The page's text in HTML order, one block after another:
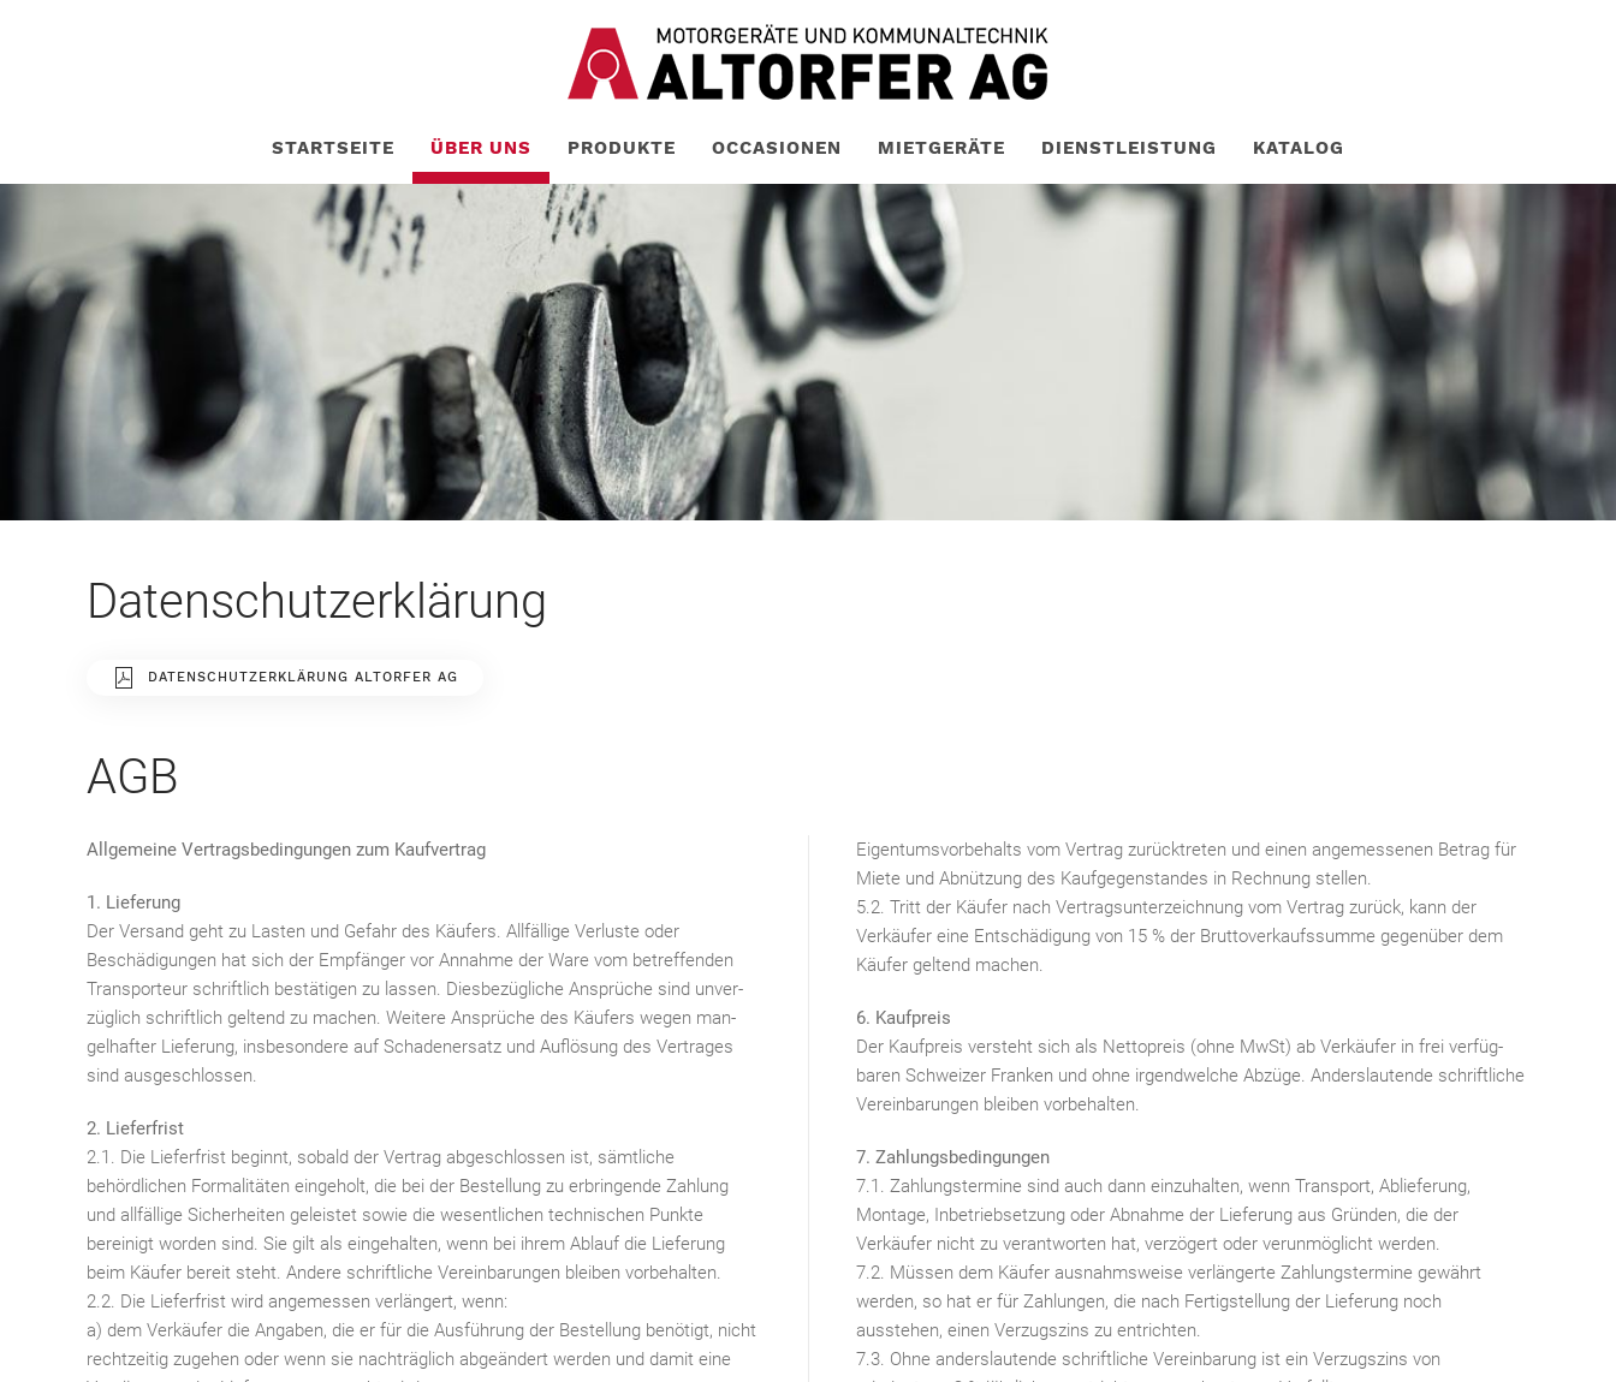
STARTSEITE ÜBER UNS PRODUKTE OCCASIONEN MIETGERÄTE DIENSTLEISTUNG KATALOG
Datenschutzerklärung
DATENSCHUTZERKLÄRUNG ALTORFER AG
AGB
Allgemeine Vertragsbedingungen zum Kaufvertrag
1. Lieferung
Der Versand geht zu Lasten und Gefahr des Käufers. Allfällige Verluste oder
Beschädigungen hat sich der Empfänger vor Annahme der Ware vom betreffenden
Transporteur schriftlich bestätigen zu lassen. Diesbezügliche Ansprüche sind unver-
züglich schriftlich geltend zu machen. Weitere Ansprüche des Käufers wegen man-
gelhafter Lieferung, insbesondere auf Schadenersatz und Auflösung des Vertrages
sind ausgeschlossen.
2. Lieferfrist
2.1. Die Lieferfrist beginnt, sobald der Vertrag abgeschlossen ist, sämtliche
behördlichen Formalitäten eingeholt, die bei der Bestellung zu erbringende Zahlung
und allfällige Sicherheiten geleistet sowie die wesentlichen technischen Punkte
bereinigt worden sind. Sie gilt als eingehalten, wenn bei ihrem Ablauf die Lieferung
beim Käufer bereit steht. Andere schriftliche Vereinbarungen bleiben vorbehalten.
2.2. Die Lieferfrist wird angemessen verlängert, wenn:
a) dem Verkäufer die Angaben, die er für die Ausführung der Bestellung benötigt, nicht
rechtzeitig zugehen oder wenn sie nachträglich abgeändert werden und damit eine
Eigentumsvorbehalts vom Vertrag zurücktreten und einen angemessenen Betrag für
Miete und Abnützung des Kaufgegenstandes in Rechnung stellen.
5.2. Tritt der Käufer nach Vertragsunterzeichnung vom Vertrag zurück, kann der
Verkäufer eine Entschädigung von 15 % der Bruttoverkaufssumme gegenüber dem
Käufer geltend machen.
6. Kaufpreis
Der Kaufpreis versteht sich als Nettopreis (ohne MwSt) ab Verkäufer in frei verfüg-
baren Schweizer Franken und ohne irgendwelche Abzüge. Anderslautende schriftliche
Vereinbarungen bleiben vorbehalten.
7. Zahlungsbedingungen
7.1. Zahlungstermine sind auch dann einzuhalten, wenn Transport, Ablieferung,
Montage, Inbetriebsetzung oder Abnahme der Lieferung aus Gründen, die der
Verkäufer nicht zu verantworten hat, verzögert oder verunmöglicht werden.
7.2. Müssen dem Käufer ausnahmsweise verlängerte Zahlungstermine gewährt
werden, so hat er für Zahlungen, die nach Fertigstellung der Lieferung noch
ausstehen, einen Verzugszins zu entrichten.
7.3. Ohne anderslautende schriftliche Vereinbarung ist ein Verzugszins von